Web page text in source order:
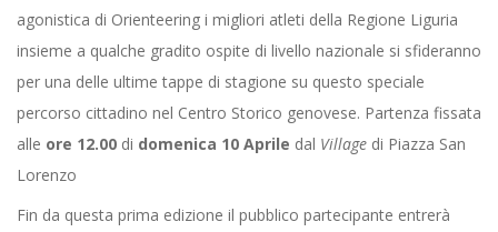
agonistica di Orienteering i migliori atleti della Regione Liguria
insieme a qualche gradito ospite di livello nazionale si sfideranno
per una delle ultime tappe di stagione su questo speciale
percorso cittadino nel Centro Storico genovese. Partenza fissata
alle ore 12.00 di domenica 10 Aprile dal Village di Piazza San
Lorenzo
Fin da questa prima edizione il pubblico partecipante entrerà